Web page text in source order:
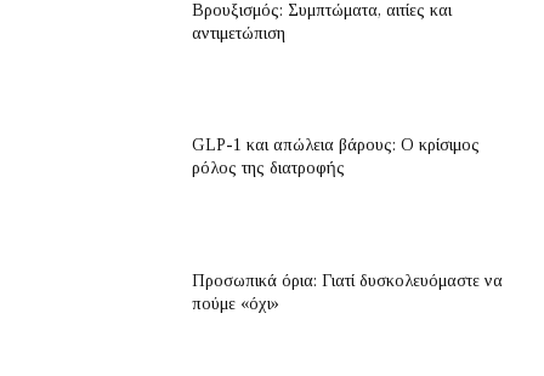
Βρουξισμός: Συμπτώματα, αιτίες και
αντιμετώπιση
GLP-1 και απώλεια βάρους: Ο κρίσιμος
ρόλος της διατροφής
Προσωπικά όρια: Γιατί δυσκολευόμαστε να
πούμε «όχι»